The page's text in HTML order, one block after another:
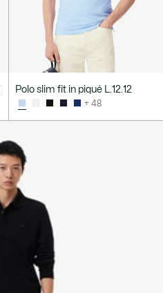
Polo slim fit in piqué L.12.12
+ 48